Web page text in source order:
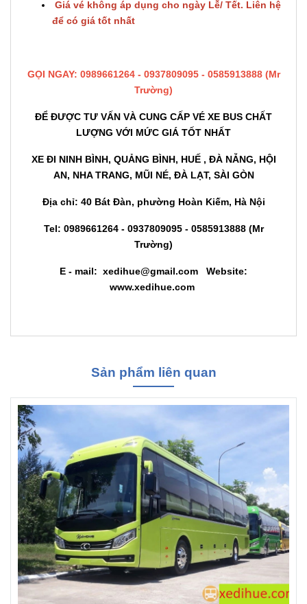
Giá vé không áp dụng cho ngày Lễ/ Tết. Liên hệ
để có giá tốt nhất
GỌI NGAY: 0989661264 - 0937809095 - 0585913888 (Mr
Trường)
ĐỂ ĐƯỢC TƯ VẤN VÀ CUNG CẤP VÉ XE BUS CHẤT
LƯỢNG VỚI MỨC GIÁ TỐT NHẤT
XE ĐI NINH BÌNH, QUẢNG BÌNH, HUẾ , ĐÀ NẴNG, HỘI
AN, NHA TRANG, MŨI NÉ, ĐÀ LẠT, SÀI GÒN
Địa chỉ: 40 Bát Đàn, phường Hoàn Kiếm, Hà Nội
Tel: 0989661264 - 0937809095 - 0585913888(Mr
Trường)
E - mail: xedihue@gmail.com Website:
www.xedihue.com
Sản phẩm liên quan